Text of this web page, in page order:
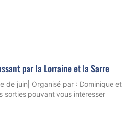
par la Lorraine et la Sarre
de juin| Organisé par : Dominique et
sorties pouvant vous intéresser